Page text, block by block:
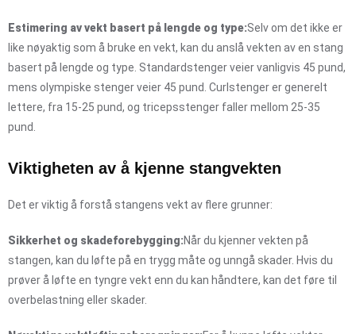
Estimering av vekt basert på lengde og type:Selv om det ikke er
like nøyaktig som å bruke en vekt, kan du anslå vekten av en stang
basert på lengde og type. Standardstenger veier vanligvis 45 pund,
mens olympiske stenger veier 45 pund. Curlstenger er generelt
lettere, fra 15-25 pund, og tricepsstenger faller mellom 25-35
pund.
Viktigheten av å kjenne stangvekten
Det er viktig å forstå stangens vekt av flere grunner:
Sikkerhet og skadeforebygging:Når du kjenner vekten på
stangen, kan du løfte på en trygg måte og unngå skader. Hvis du
prøver å løfte en tyngre vekt enn du kan håndtere, kan det føre til
overbelastning eller skader.